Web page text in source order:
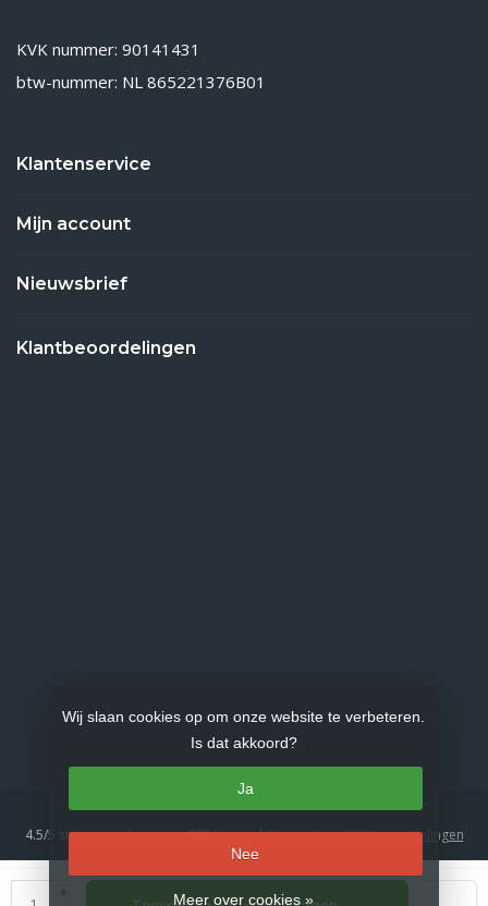
KVK nummer: 90141431
btw-nummer: NL 865221376B01
Klantenservice
Mijn account
Nieuwsbrief
Klantbeoordelingen
4.5/5 sterren op basis van833beoordelingen.Lees 833 beoordelingen
Wij slaan cookies op om onze website te verbeteren.
Is dat akkoord?
Ja
Nee
Meer over cookies »
© Copyright 2026 Gasproducten.nl
- Powered by